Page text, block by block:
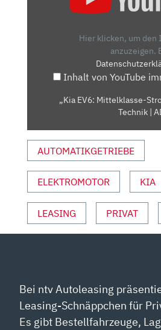
MITTELKLASSE-
TECHNIK
YOUTUBE
ANZEIGEN
Hier klicken, um den
anzuzeigen.
Inhalt von YouTube
„Kia EV6: Mittelklasse-
Technik |
AUTOMATIKGETRIEBE
ELEKTROMOTOR KIA
LEASING PRIVAT
Bei ntv Autoleasing
Leasing-Schnäppchen für
Es gibt Bestellfahrzeuge,